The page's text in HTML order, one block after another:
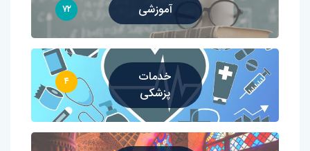
آموزشی ۷۲
خدمات
پزشکی
۴